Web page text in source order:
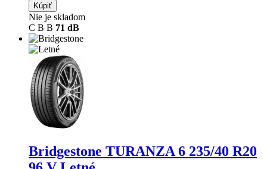
Kúpiť
Nie je skladom
C B B 71 dB
Bridgestone TURANZA 6 235/40 R20